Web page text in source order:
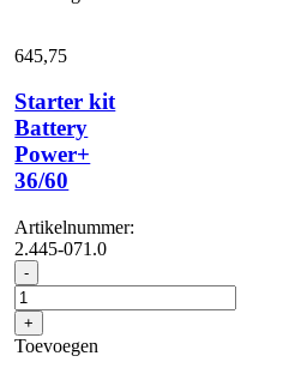
645,75
Starter kit
Battery
Power+
36/60
Artikelnummer:
2.445-071.0
- Starter
kit
Battery
Power+
36/60
+
Toevoegen